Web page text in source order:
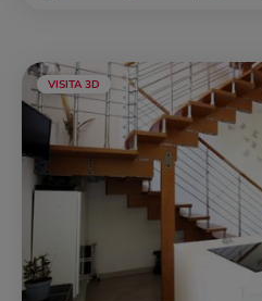
VISITA 3D